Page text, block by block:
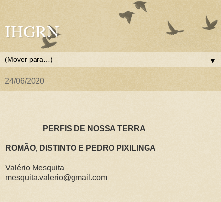
IHGRN
▼
24/06/2020
________ PERFIS DE NOSSA TERRA ______
ROMÃO, DISTINTO E PEDRO PIXILINGA
Valério Mesquita
mesquita.valerio@gmail.com